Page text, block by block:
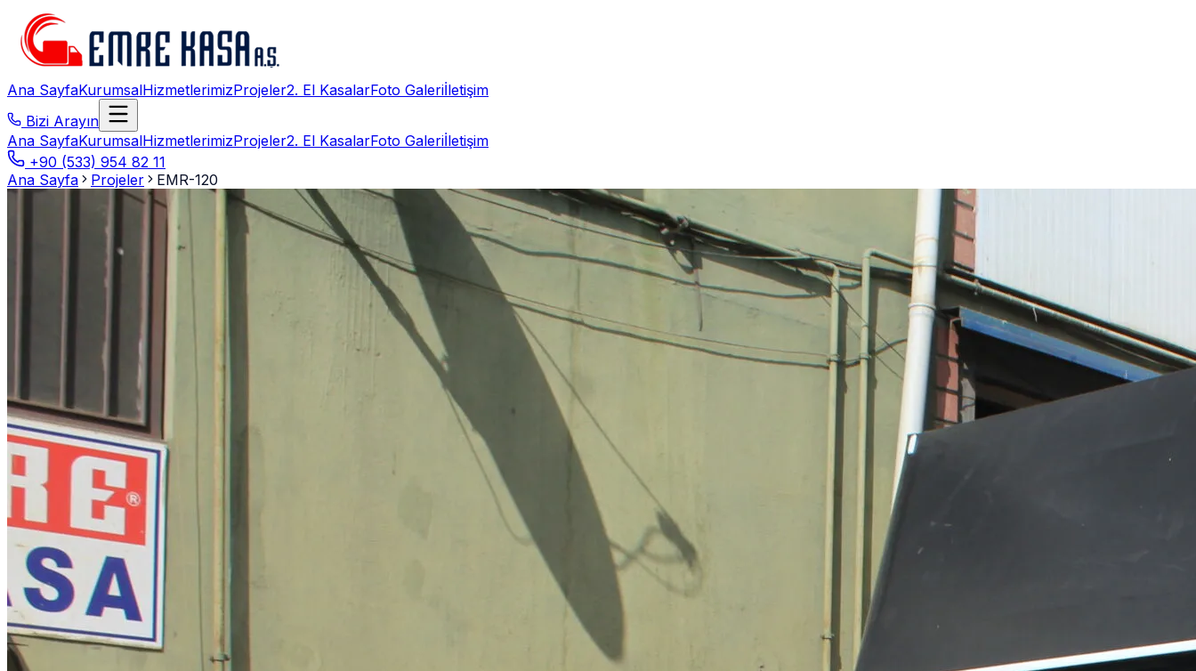
Ana SayfaKurumsalHizmetlerimizProjeler2. El KasalarFoto Galeriİletişim
Bizi Arayın
Ana SayfaKurumsalHizmetlerimizProjeler2. El KasalarFoto Galeriİletişim
+90 (533) 954 82 11
Ana Sayfa
Projeler EMR-120